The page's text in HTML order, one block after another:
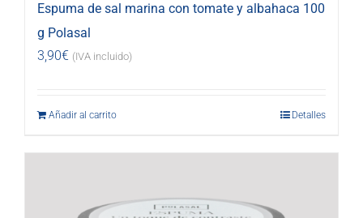
Espuma de sal marina con tomate y albahaca 100
g Polasal
3,90€ (IVA incluido)
Añadir al carrito Detalles